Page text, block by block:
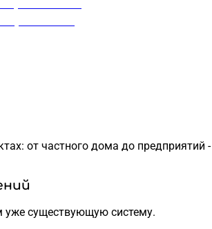
от частного дома до предприятий
уже существующую систему.